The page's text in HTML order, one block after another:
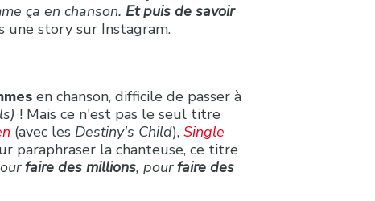
ça en chanson. Et puis de savoir
une story sur Instagram.
en chanson, difficile de passer à
! Mais ce n'est pas le seul titre
(avec les Destiny's Child), Single
paraphraser la chanteuse, ce titre
faire des millions, pourfaire des